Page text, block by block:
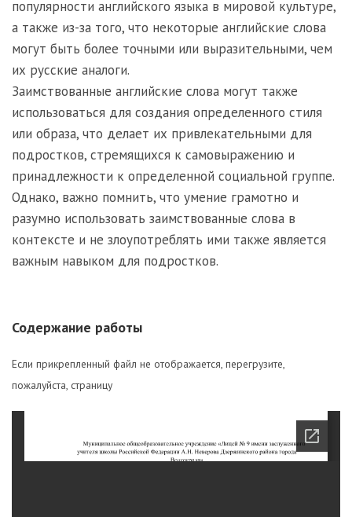
популярности английского языка в мировой культуре,
а также из-за того, что некоторые английские слова
могут быть более точными или выразительными, чем
их русские аналоги.
Заимствованные английские слова могут также
использоваться для создания определенного стиля
или образа, что делает их привлекательными для
подростков, стремящихся к самовыражению и
принадлежности к определенной социальной группе.
Однако, важно помнить, что умение грамотно и
разумно использовать заимствованные слова в
контексте и не злоупотреблять ими также является
важным навыком для подростков.
Содержание работы
Если прикрепленный файл не отображается, перегрузите,
пожалуйста, страницу